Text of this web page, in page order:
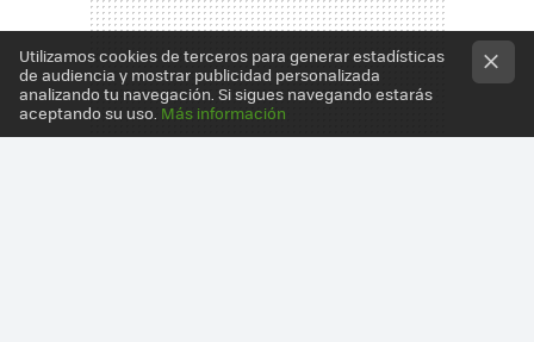
Utilizamos cookies de terceros para generar estadísticas
de audiencia y mostrar publicidad personalizada
analizando tu navegación. Si sigues navegando estarás
aceptando su uso. Más información